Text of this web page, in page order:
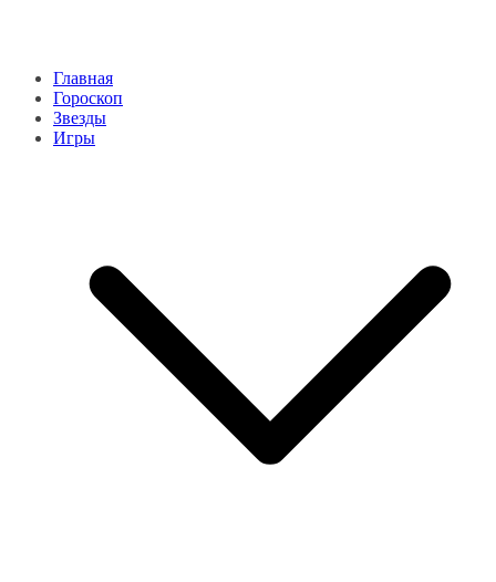
Главная
Гороскоп
Звезды
Игры